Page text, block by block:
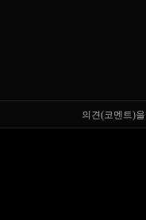
의견(코멘트)